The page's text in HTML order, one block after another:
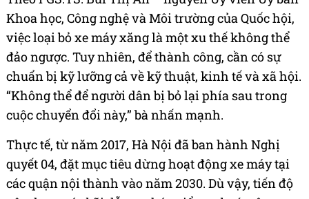
Khoa học, Công nghệ và Môi trường của Quốc hội,
việc loại bỏ xe máy xăng là một xu thế không thể
đảo ngược. Tuy nhiên, để thành công, cần có sự
chuẩn bị kỹ lưỡng cả về kỹ thuật, kinh tế và xã hội.
“Không thể để người dân bị bỏ lại phía sau trong
cuộc chuyển đổi này,” bà nhấn mạnh.
Thực tế, từ năm 2017, Hà Nội đã ban hành Nghị
quyết 04, đặt mục tiêu dừng hoạt động xe máy tại
các quận nội thành vào năm 2030. Dù vậy, tiến độ